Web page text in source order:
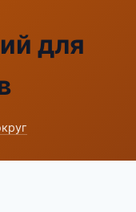
для